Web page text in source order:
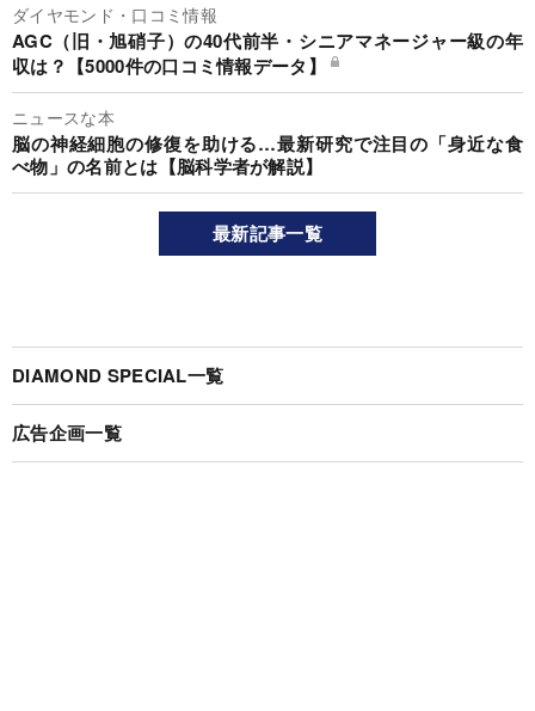
ダイヤモンド・口コミ情報
AGC（旧・旭硝子）の40代前半・シニアマネージャー級の年
収は？【5000件の口コミ情報データ】
ニュースな本
脳の神経細胞の修復を助ける…最新研究で注目の「身近な食
べ物」の名前とは【脳科学者が解説】
最新記事一覧
DIAMOND SPECIAL一覧
広告企画一覧